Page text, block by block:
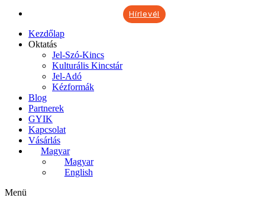
Hírlevél
Kezdőlap
Oktatás
Jel-Szó-Kincs
Kulturális Kincstár
Jel-Adó
Kézformák
Blog
Partnerek
GYIK
Kapcsolat
Vásárlás
Magyar
Magyar
English
Menü